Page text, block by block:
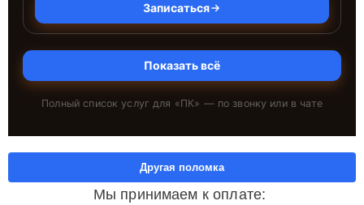
Записаться
Показать всё
Полный список услуг для «ПК» — по звонку или в чате
Мы принимаем к оплате:
Другая поломка